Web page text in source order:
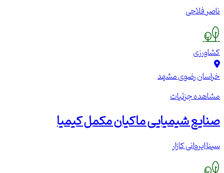
ناصر فلاحی
کشاورزی
خراسان رضویمشهد
مشاهده جزئیات
صنایع شیمیایی ماکیان مکمل کیمیا
سینا ایروانی کازار